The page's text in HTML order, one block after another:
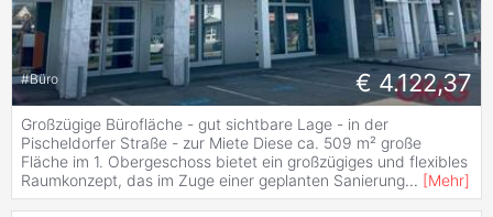
#Büro € 4.122,37
Großzügige Bürofläche - gut sichtbare Lage - in der
Pischeldorfer Straße - zur Miete Diese ca. 509 m² große
Fläche im 1. Obergeschoss bietet ein großzügiges und flexibles
Raumkonzept, das im Zuge einer geplanten Sanierung... [Mehr]